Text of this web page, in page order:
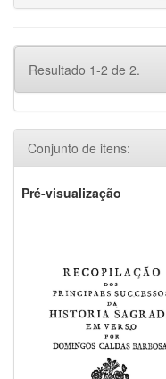
Resultado 1-2 de 2.
Conjunto de itens:
Pré-visualização